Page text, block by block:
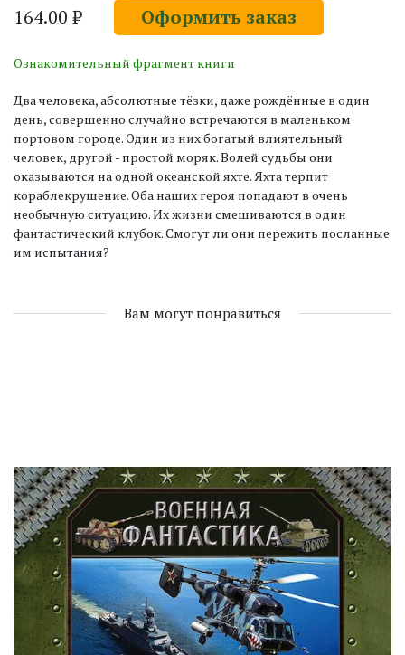
164.00 ₽ Оформить заказ
Ознакомительный фрагмент книги
Два человека, абсолютные тёзки, даже рождённые в один
день, совершенно случайно встречаются в маленьком
портовом городе. Один из них богатый влиятельный
человек, другой - простой моряк. Волей судьбы они
оказываются на одной океанской яхте. Яхта терпит
кораблекрушение. Оба наших героя попадают в очень
необычную ситуацию. Их жизни смешиваются в один
фантастический клубок. Смогут ли они пережить посланные
им испытания?
Вам могут понравиться